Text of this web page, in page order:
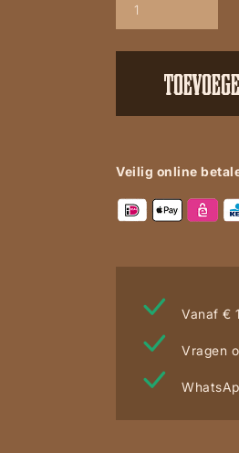
1935
Rojo
aantal
Veilig online
Vanaf €
Vragen